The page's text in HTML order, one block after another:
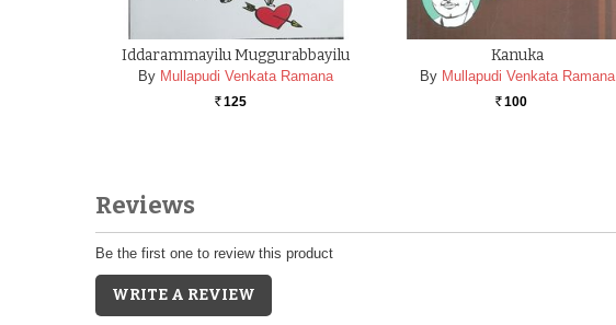
Iddarammayilu Muggurabbayilu
By Mullapudi Venkata Ramana
Rs. 125
Kanuka
By Mullapudi Venkata Ramana
Rs. 100
Reviews
Be the first one to review this product
WRITE A REVIEW